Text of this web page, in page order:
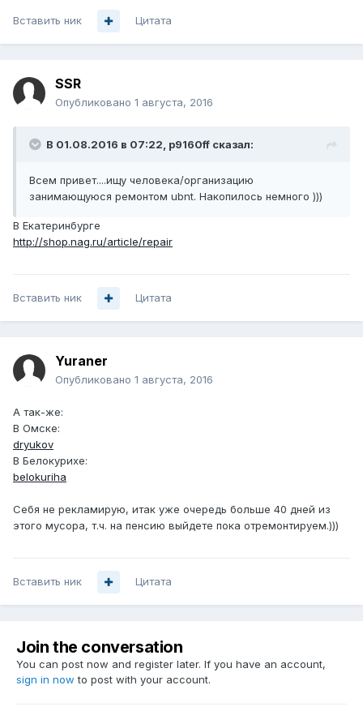
Вставить ник Цитата
SSR
Опубликовано 1 августа, 2016
В 01.08.2016 в 07:22, p9160ff сказал:
Всем привет....ищу человека/организацию
занимающуюся ремонтом ubnt. Накопилось немного )))
В Екатеринбурге
http://shop.nag.ru/article/repair
Вставить ник Цитата
Yuraner
Опубликовано 1 августа, 2016
А так-же:
В Омске:
dryukov
В Белокурихе:
belokuriha
Себя не рекламирую, итак уже очередь больше 40 дней из
этого мусора, т.ч. на пенсию выйдете пока отремонтируем.)))
Вставить ник Цитата
Join the conversation
You can post now and register later. If you have an account,
sign in now to post with your account.